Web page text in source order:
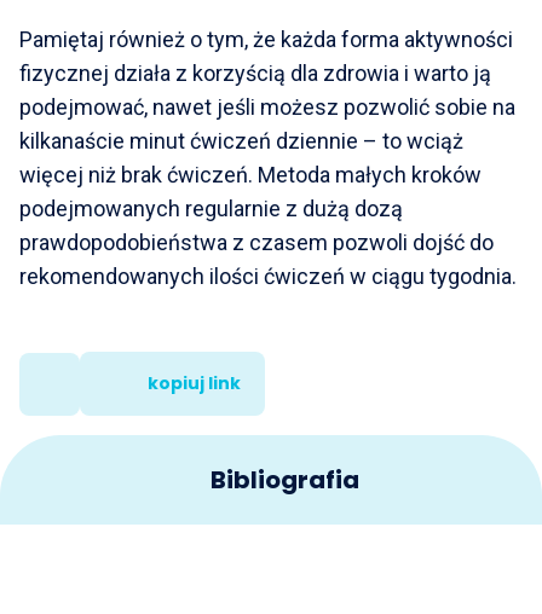
Pamiętaj również o tym, że każda forma aktywności
fizycznej działa z korzyścią dla zdrowia i warto ją
podejmować, nawet jeśli możesz pozwolić sobie na
kilkanaście minut ćwiczeń dziennie – to wciąż
więcej niż brak ćwiczeń. Metoda małych kroków
podejmowanych regularnie z dużą dozą
prawdopodobieństwa z czasem pozwoli dojść do
rekomendowanych ilości ćwiczeń w ciągu tygodnia.
kopiuj link
Bibliografia